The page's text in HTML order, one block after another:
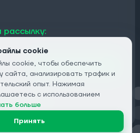
Подписаться
Конфиденциальность
cookie
cookie, чтобы обеспечить
сайта, анализировать трафик и
опыт. Нажимая
с использованием
больше
Принять